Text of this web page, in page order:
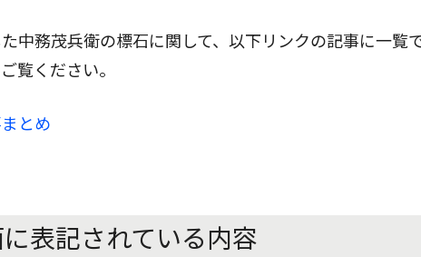
中務茂兵衛の標石に関して、以下リンクの記事に一覧
覧ください。
とめ
表記されている内容